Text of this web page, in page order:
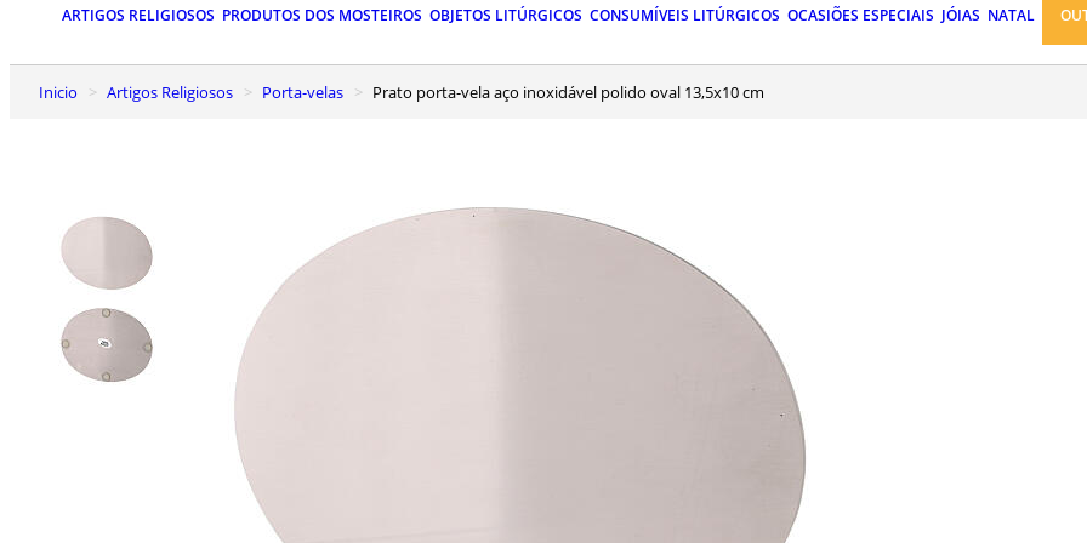
ARTIGOS RELIGIOSOS PRODUTOS DOS MOSTEIROS OBJETOS LITÚRGICOS CONSUMÍVEIS LITÚRGICOS OCASIÕES ESPECIAIS JÓIAS NATAL
Inicio Artigos Religiosos Porta-velas Prato porta-vela aço inoxidável polido oval 13,5x10 cm